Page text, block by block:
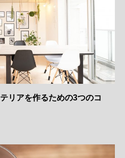
リアを作るための3つのコ